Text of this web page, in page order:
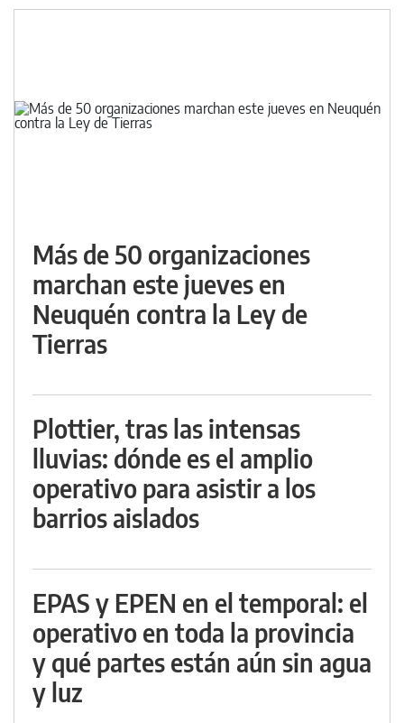
Más de 50 organizaciones
marchan este jueves en
Neuquén contra la Ley de
Tierras
Plottier, tras las intensas
lluvias: dónde es el amplio
operativo para asistir a los
barrios aislados
EPAS y EPEN en el temporal: el
operativo en toda la provincia
y qué partes están aún sin agua
y luz